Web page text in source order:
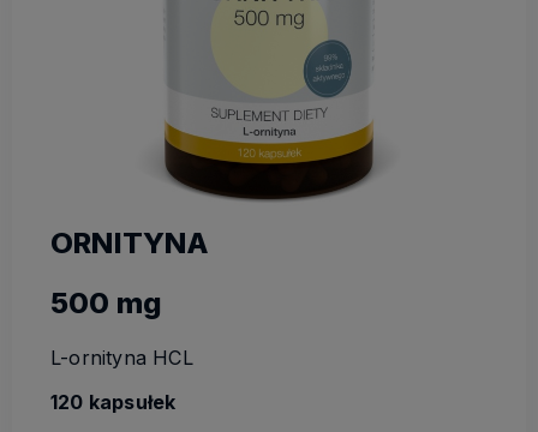
ORNITYNA
500 mg
L-ornityna HCL
120 kapsułek